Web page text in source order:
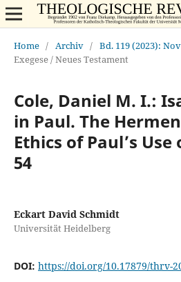
Home / Archiv / Bd. 119 (2023):
Exegese / Neues Testament
Cole, Daniel M. I.:
in Paul. The
Ethics of Paul’s Use
54
Eckart David Schmidt
Universität Heidelberg
DOI: https://doi.org/10.17879/thrv-